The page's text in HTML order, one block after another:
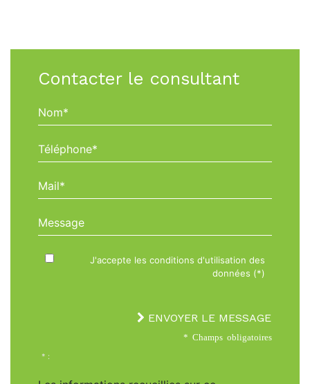
Contacter le consultant
Nom*
Téléphone*
Mail*
Message
J'accepte les conditions d'utilisation des
données (*)
ENVOYER LE MESSAGE
* Champs obligatoires
* :